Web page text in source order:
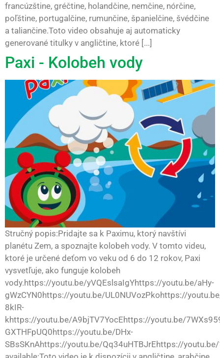
francúzštine, gréčtine, holandčine, nemčine, nórčine,
poľštine, portugalčine, rumunčine, španielčine, švédčine
a taliančine.Toto video obsahuje aj automaticky
generované titulky v angličtine, ktoré [...]
Paxi - Kolobeh vody
Stručný popis:Pridajte sa k Paximu, ktorý navštívi
planétu Zem, a spoznajte kolobeh vody. V tomto videu,
ktoré je určené deťom vo veku od 6 do 12 rokov, Paxi
vysvetľuje, ako funguje kolobeh
vody.https://youtu.be/yVQEslsaIgYhttps://youtu.be/aHy-
gWzCYN0https://youtu.be/UL0NUVozPkohttps://
8kIR-
khttps://youtu.be/A9bjTV7YocEhttps://youtu.be/
GXTHFpUQ0https://youtu.be/DHx-
SBsSKnAhttps://youtu.be/Qq34uHTBJrEhttps://